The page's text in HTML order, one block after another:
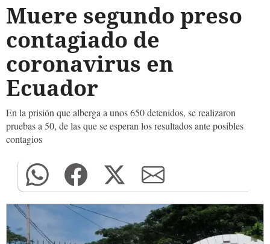
Muere segundo preso
contagiado de
coronavirus en
Ecuador
En la prisión que alberga a unos 650 detenidos, se realizaron
pruebas a 50, de las que se esperan los resultados ante posibles
contagios